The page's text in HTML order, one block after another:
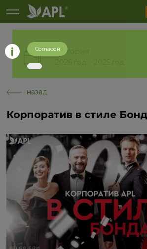
История
назад
Корпоратив в стиле
Согласен